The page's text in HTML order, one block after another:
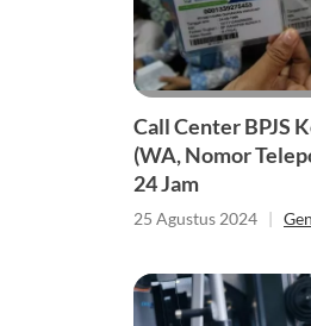
Call Center BPJS
(WA, Nomor
24 Jam
25 Agustus 2024 |